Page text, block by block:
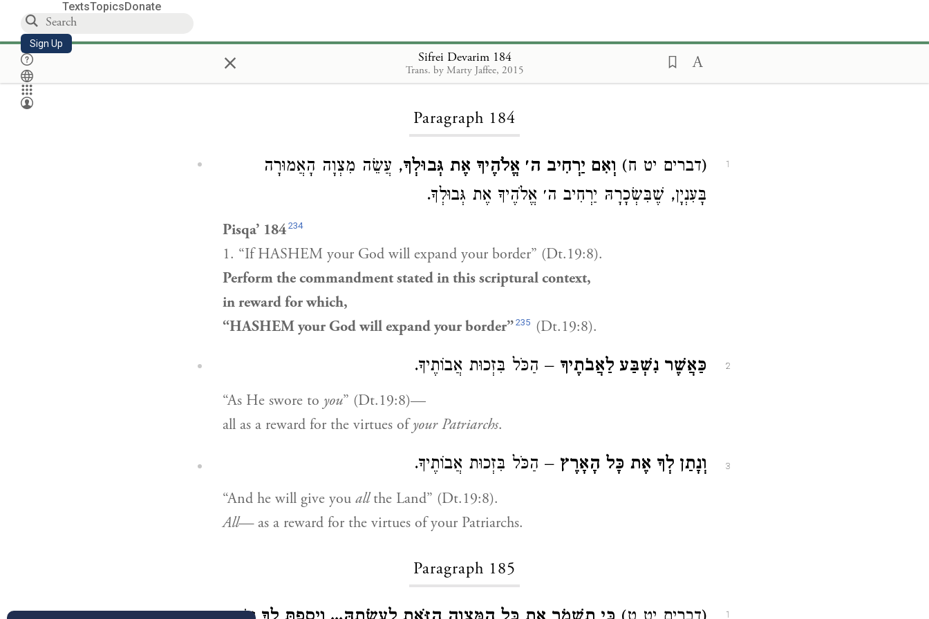
TextsTopicsDonate
Sign Up × Sifrei Devarim 184
Trans. by Marty Jaffee, 2015
Loading...
Paragraph 184
1 (דברים יט ח) וְאִם יַרְחִיב ה׳ אֱלֹהֶיךָ אֶת גְּבוּלְךָ, עֲשֵׂה מִצְוָה הָאֲמוּרָה
בָּעִנְיָן, שֶׁבִּשְׂכָרָהּ יַרְחִיב ה׳ אֱלֹהֶיךָ אֶת גְּבוּלְךָ.
Pisqa’ 184234
1. “If HASHEM your God will expand your border” (Dt.19:8).
Perform the commandment stated in this scriptural context,
in reward for which,
“HASHEM your God will expand your border”235 (Dt.19:8).
2 כַּאֲשֶׁר נִשְׁבַּע לַאֲבֹתֶיךָ – הַכֹּל בִּזְכוּת אֲבוֹתֶיךָ.
“As He swore to you” (Dt.19:8)—
all as a reward for the virtues ofyour Patriarchs.
3 וְנָתַן לְךָ אֶת כָּל הָאָרֶץ – הַכֹּל בִּזְכוּת אֲבוֹתֶיךָ.
“And he will give you allthe Land” (Dt.19:8).
All—as a reward for the virtues of your Patriarchs.
Paragraph 185
1